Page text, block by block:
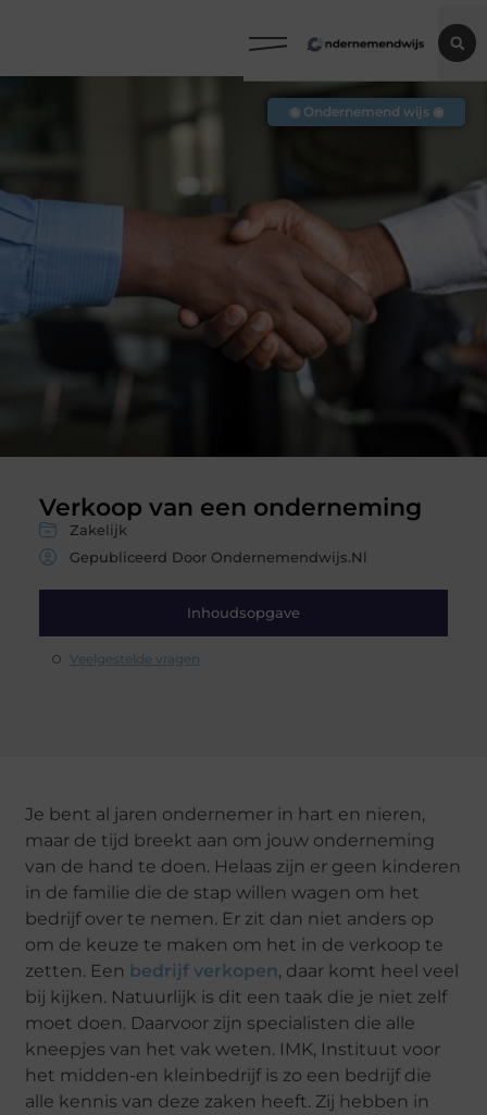
Verkoop van een onderneming
Zakelijk
Gepubliceerd Door Ondernemendwijs.nl
Inhoudsopgave
Veelgestelde vragen
◉ Ondernemend wijs ◉
Je bent al jaren ondernemer in hart en nieren,
maar de tijd breekt aan om jouw onderneming
van de hand te doen. Helaas zijn er geen kinderen
in de familie die de stap willen wagen om het
bedrijf over te nemen. Er zit dan niet anders op
om de keuze te maken om het in de verkoop te
zetten. Een bedrijf verkopen, daar komt heel veel
bij kijken. Natuurlijk is dit een taak die je niet zelf
moet doen. Daarvoor zijn specialisten die alle
kneepjes van het vak weten. IMK, Instituut voor
het midden-en kleinbedrijf is zo een bedrijf die
alle kennis van deze zaken heeft. Zij hebben in